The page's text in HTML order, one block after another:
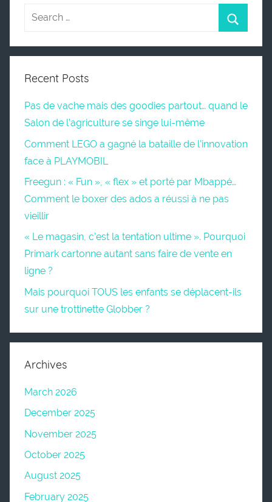
Recent Posts
Pas de vache mais des goodies partout… quand le
Salon de l’agriculture se singe lui-même
Comment LEGO a gagné la bataille de l’innovation
face à PLAYMOBIL
Freegun : « Fun », « flex » et porté par Mbappé…
Comment le boxer des ados a réussi à ne pas
vieillir
« Le magasin, c’est la tentation ultime ». Pourquoi
Primark cartonne autant sans faire de vente en
ligne ?
Mais pourquoi TOUS les enfants se déplacent-ils
sur une trottinette Globber ?
Archives
March 2026
December 2025
November 2025
October 2025
August 2025
February 2025